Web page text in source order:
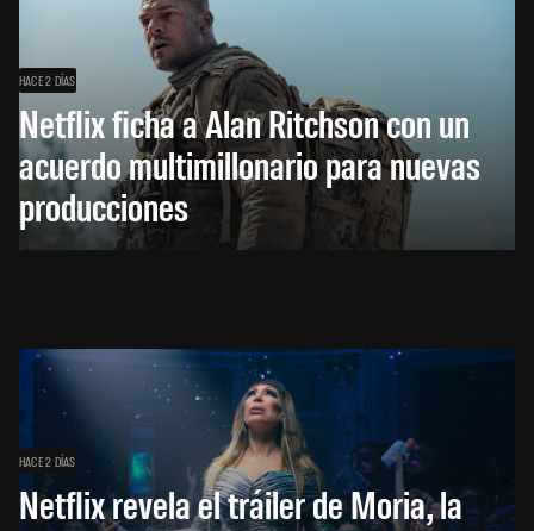
HACE 2 DÍAS
Netflix ficha a Alan Ritchson con un
acuerdo multimillonario para nuevas
producciones
HACE 2 DÍAS
Netflix revela el tráiler de Moria, la